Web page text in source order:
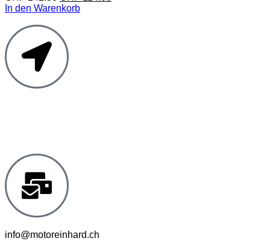
In den Warenkorb
info@motoreinhard.ch